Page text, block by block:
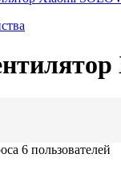
6 пользователей